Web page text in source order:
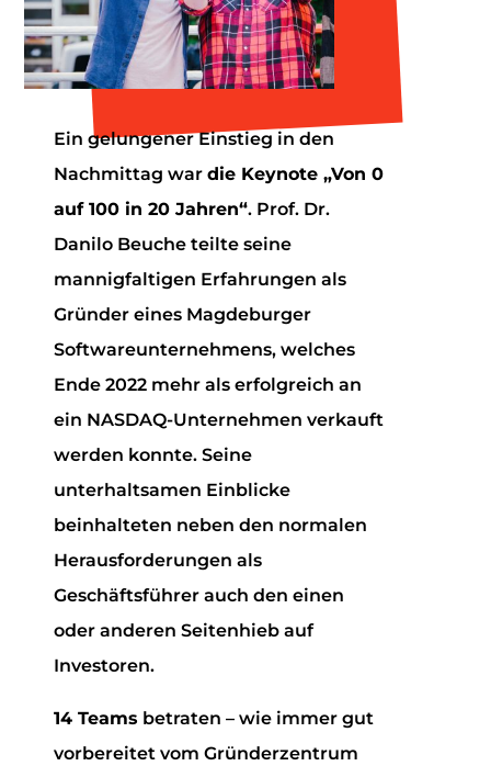
Ein gelungener Einstieg in den
Nachmittag wardie Keynote „Von 0
auf 100 in 20 Jahren“. Prof. Dr.
Danilo Beuche teilte seine
mannigfaltigen Erfahrungen als
Gründer eines Magdeburger
Softwareunternehmens, welches
Ende 2022 mehr als erfolgreich an
ein NASDAQ-Unternehmen verkauft
werden konnte. Seine
unterhaltsamen Einblicke
beinhalteten neben den normalen
Herausforderungen als
Geschäftsführer auch den einen
oder anderen Seitenhieb auf
Investoren.
14 Teams betraten – wie immer gut
vorbereitet vom Gründerzentrum